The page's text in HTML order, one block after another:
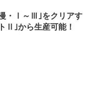
・Ⅰ～Ⅲ｣をクリアす
Ⅱ｣から生産可能！